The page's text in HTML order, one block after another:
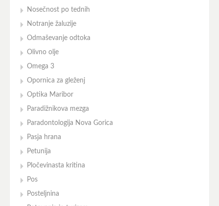
Nosečnost po tednih
Notranje žaluzije
Odmaševanje odtoka
Olivno olje
Omega 3
Opornica za gleženj
Optika Maribor
Paradižnikova mezga
Paradontologija Nova Gorica
Pasja hrana
Petunija
Pločevinasta kritina
Pos
Posteljnina